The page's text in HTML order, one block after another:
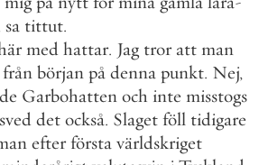
sa tittut.
med hattar. Jag tror att man
från början på denna punkt. Nej,
Garbohatten och inte misstogs
sved det också. Slaget föll tidigare
efter första världskriget